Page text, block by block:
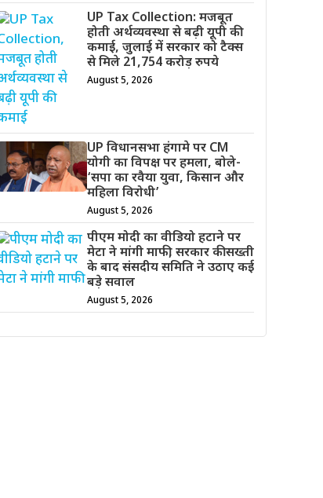
UP Tax Collection: मजबूत
होती अर्थव्यवस्था से बढ़ी यूपी की
कमाई, जुलाई में सरकार को टैक्स
से मिले 21,754 करोड़ रुपये
August 5, 2026
UP विधानसभा हंगामे पर CM
योगी का विपक्ष पर हमला, बोले-
‘सपा का रवैया युवा, किसान और
महिला विरोधी’
August 5, 2026
पीएम मोदी का वीडियो हटाने पर
मेटा ने मांगी माफी, सरकार की सख्ती
के बाद संसदीय समिति ने उठाए कई
बड़े सवाल
August 5, 2026